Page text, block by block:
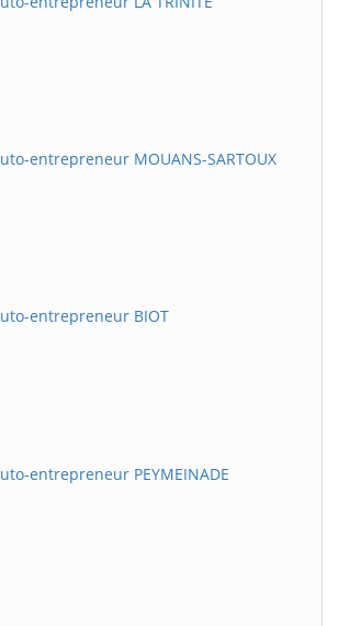
entrepreneur MOUANS-SARTOUX
entrepreneur BIOT
entrepreneur PEYMEINADE